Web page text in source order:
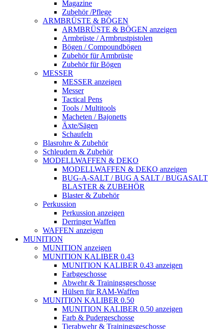
Magazine
Zubehör /Pflege
ARMBRÜSTE & BÖGEN
ARMBRÜSTE & BÖGEN anzeigen
Armbrüste / Armbrustpistolen
Bögen / Compoundbögen
Zubehör für Armbrüste
Zubehör für Bögen
MESSER
MESSER anzeigen
Messer
Tactical Pens
Tools / Multitools
Macheten / Bajonetts
Äxte/Sägen
Schaufeln
Blasrohre & Zubehör
Schleudern & Zubehör
MODELLWAFFEN & DEKO
MODELLWAFFEN & DEKO anzeigen
BUG-A-SALT / BUG A SALT / BUGASALT
BLASTER & ZUBEHÖR
Blaster & Zubehör
Perkussion
Perkussion anzeigen
Derringer Waffen
WAFFEN anzeigen
MUNITION
MUNITION anzeigen
MUNITION KALIBER 0.43
MUNITION KALIBER 0.43 anzeigen
Farbgeschosse
Abwehr & Trainingsgeschosse
Hülsen für RAM-Waffen
MUNITION KALIBER 0.50
MUNITION KALIBER 0.50 anzeigen
Farb & Pudergeschosse
Tierabwehr & Trainingsgeschosse